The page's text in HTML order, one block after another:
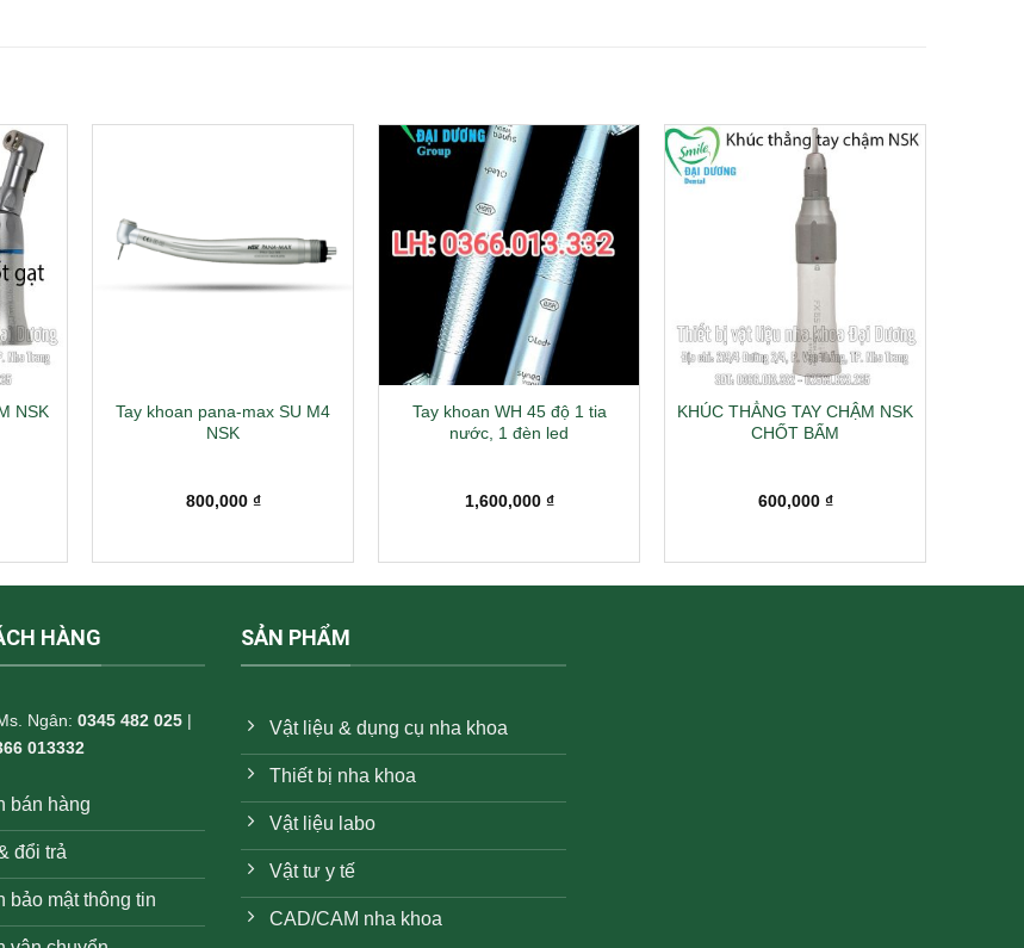
NSK
Tay khoan pana-max SU M4
NSK
800,000 ₫
Tay khoan WH 45 độ 1 tia
nước, 1 đèn led
1,600,000 ₫
KHÚC THẲNG TAY CHẬM NSK
CHỐT BẤM
600,000 ₫
HÀNG
Ngân: 0345 482 025|
013332
bán hàng
đổi trả
bảo mật thông tin
SẢN PHẨM
Vật liệu & dụng cụ nha khoa
Thiết bị nha khoa
Vật liệu labo
Vật tư y tế
CAD/CAM nha khoa